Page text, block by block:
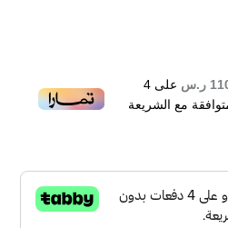
بالإنتعاش والحيوية تفتتحه قمة
من زهر البرتقال، الفل،
مع خشب الكشمير، المسك
Yves Saint Laurent Mon
ر.س على 4
مع الشريعة